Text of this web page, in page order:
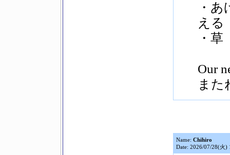
・
え
・
Our
また
Name: Chihiro
Date: 2026/07/28(火)